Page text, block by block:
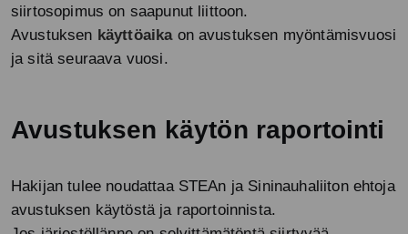
siirtosopimus on saapunut liittoon.
Avustuksen käyttöaikaon avustuksen myöntämisvuosi
ja sitä seuraava vuosi.
Avustuksen käytön raportointi
Hakijan tulee noudattaa STEAn ja Sininauhaliiton ehtoja
avustuksen käytöstä ja raportoinnista.